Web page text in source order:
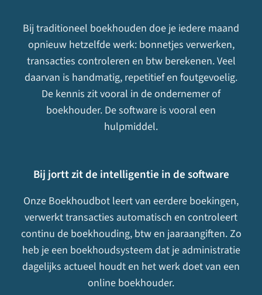
Bij traditioneel boekhouden doe je iedere maand
opnieuw hetzelfde werk: bonnetjes verwerken,
transacties controleren en btw berekenen. Veel
daarvan is handmatig, repetitief en foutgevoelig.
De kennis zit vooral in de ondernemer of
boekhouder. De software is vooral een
hulpmiddel.
Bij jortt zit de intelligentie in de software
Onze Boekhoudbot leert van eerdere boekingen,
verwerkt transacties automatisch en controleert
continu de boekhouding, btw en jaaraangiften. Zo
heb je een boekhoudsysteem dat je administratie
dagelijks actueel houdt en het werk doet van een
online boekhouder.